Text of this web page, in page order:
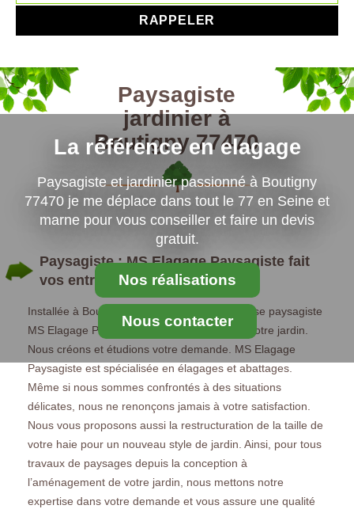
La référence en elagage
Paysagiste et jardinier passionné à Boutigny
77470 je me déplace dans tout le 77 en Seine et
marne pour vous conseiller et faire un devis
gratuit.
Nos réalisations
Nous contacter
Paysagiste
jardinier à
Boutigny 77470
Paysagiste : MS Elagage Paysagiste fait
vos entretiens
Installée à Boutigny depuis (temps), l’entreprise paysagiste
MS Elagage Paysagiste réalise et entretient votre jardin.
Nous créons et étudions votre demande. MS Elagage
Paysagiste est spécialisée en élagages et abattages.
Même si nous sommes confrontés à des situations
délicates, nous ne renonçons jamais à votre satisfaction.
Nous vous proposons aussi la restructuration de la taille de
votre haie pour un nouveau style de jardin. Ainsi, pour tous
travaux de paysages depuis la conception à
l’aménagement de votre jardin, nous mettons notre
expertise dans votre demande et vous assure une qualité